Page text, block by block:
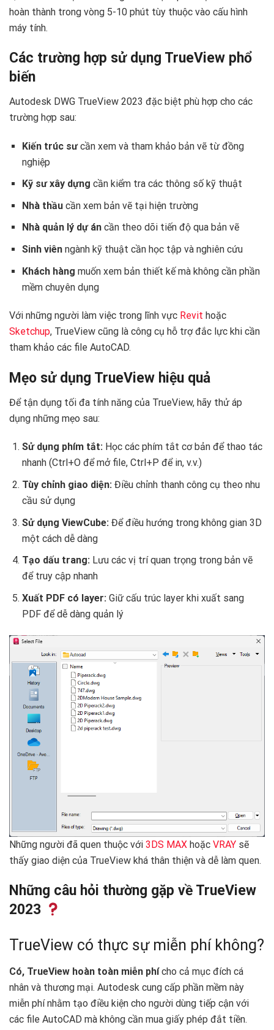
hoàn thành trong vòng 5-10 phút tùy thuộc vào cấu hình
máy tính.
Các trường hợp sử dụng TrueView phổ
biến
Autodesk DWG TrueView 2023 đặc biệt phù hợp cho các
trường hợp sau:
Kiến trúc sưcần xem và tham khảo bản vẽ từ đồng
nghiệp
Kỹ sư xây dựng cần kiểm tra các thông số kỹ thuật
Nhà thầucần xem bản vẽ tại hiện trường
Nhà quản lý dự áncần theo dõi tiến độ qua bản vẽ
Sinh viênngành kỹ thuật cần học tập và nghiên cứu
Khách hàng muốn xem bản thiết kế mà không cần phần
mềm chuyên dụng
Với những người làm việc trong lĩnh vực Revit hoặc
Sketchup, TrueView cũng là công cụ hỗ trợ đắc lực khi cần
tham khảo các file AutoCAD.
Mẹo sử dụng TrueView hiệu quả
Để tận dụng tối đa tính năng của TrueView, hãy thử áp
dụng những mẹo sau:
Sử dụng phím tắt:Học các phím tắt cơ bản để thao tác
nhanh (Ctrl+O để mở file, Ctrl+P để in, v.v.)
Tùy chỉnh giao diện:Điều chỉnh thanh công cụ theo nhu
cầu sử dụng
Sử dụng ViewCube: Để điều hướng trong không gian 3D
một cách dễ dàng
Tạo dấu trang:Lưu các vị trí quan trọng trong bản vẽ
để truy cập nhanh
Xuất PDF có layer:Giữ cấu trúc layer khi xuất sang
PDF để dễ dàng quản lý
Những người đã quen thuộc với 3DS MAX hoặc VRAY sẽ
thấy giao diện của TrueView khá thân thiện và dễ làm quen.
Những câu hỏi thường gặp về TrueView
2023
TrueView có thực sự miễn phí không?
Có, TrueView hoàn toàn miễn phícho cả mục đích cá
nhân và thương mại. Autodesk cung cấp phần mềm này
miễn phí nhằm tạo điều kiện cho người dùng tiếp cận với
các file AutoCAD mà không cần mua giấy phép đắt tiền.